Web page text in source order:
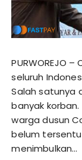
PURWOREJO
seluruh
Salah satunya
banyak
warga dusun
belum
menimbulkan…